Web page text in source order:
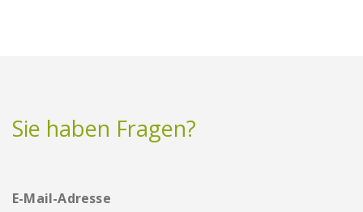
Sie haben Fragen?
E-Mail-Adresse